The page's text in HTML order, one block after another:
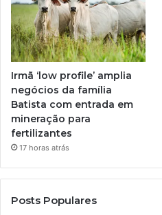
Irmã ‘low profile’ amplia
negócios da família
Batista com entrada em
mineração para
fertilizantes
17 horas atrás
Posts Populares